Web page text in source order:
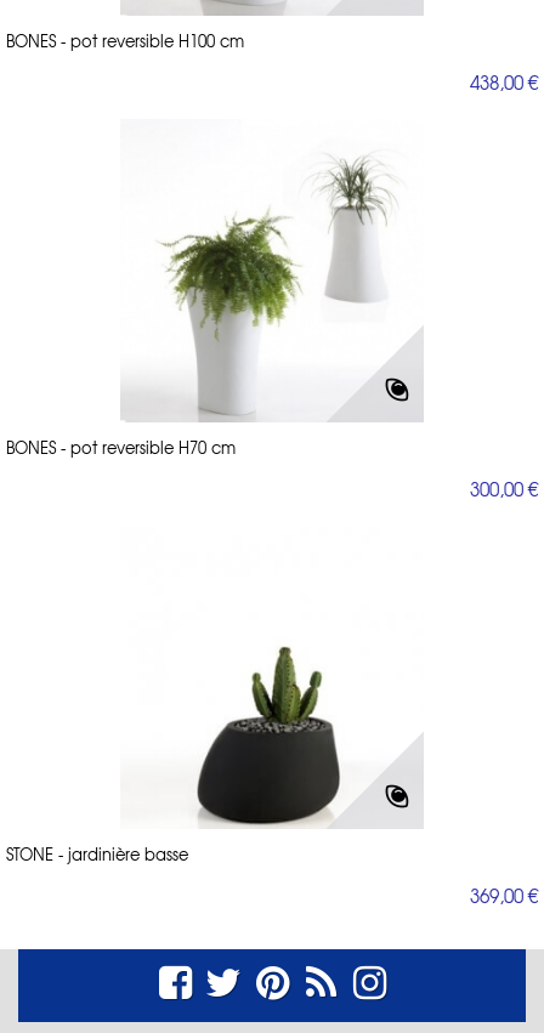
BONES - pot reversible H100 cm
438,00 €
BONES - pot reversible H70 cm
300,00 €
STONE - jardinière basse
369,00 €